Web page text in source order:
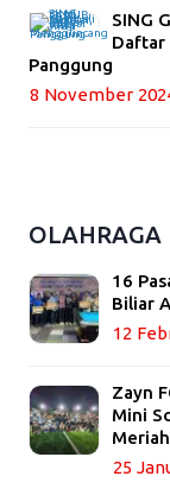
SING
Daftar
Panggung
8 November
OLAHRAGA
16
Biliar
12
Zayn
Mini
Meriah
25